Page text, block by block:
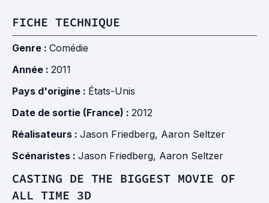
FICHE TECHNIQUE
Genre : Comédie
Année : 2011
Pays d'origine : États-Unis
Date de sortie (France) : 2012
Réalisateurs : Jason Friedberg, Aaron Seltzer
Scénaristes : Jason Friedberg, Aaron Seltzer
CASTING DE THE BIGGEST MOVIE OF
ALL TIME 3D